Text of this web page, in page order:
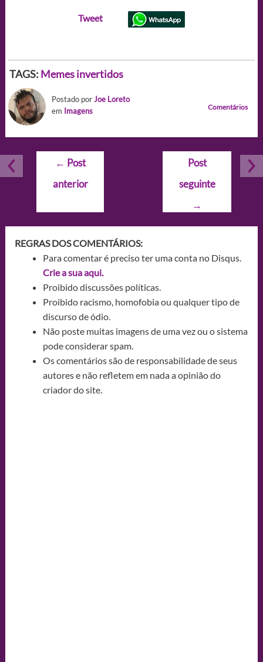
Tweet
TAGS: Memes invertidos
Postado porJoe Loreto
em Imagens Comentários
Navegação
Post
← Post
anterior
Post
seguinte
→
REGRAS DOS COMENTÁRIOS:
Para comentar é preciso ter uma conta no Disqus.
Crie a sua aqui.
Proibido discussões políticas.
Proibido racismo, homofobia ou qualquer tipo de
discurso de ódio.
Não poste muitas imagens de uma vez ou o sistema
pode considerar spam.
Os comentários são de responsabilidade de seus
autores e não refletem em nada a opinião do
criador do site.